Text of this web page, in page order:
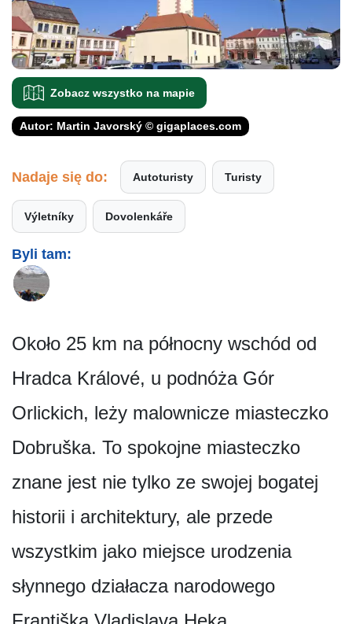
Zobacz wszystko na mapie
Autor: Martin Javorský © gigaplaces.com
Nadaje się do: Autoturisty Turisty
Výletníky Dovolenkáře
Byli tam:
Około 25 km na północny wschód od
Hradca Králové, u podnóża Gór
Orlickich, leży malownicze miasteczko
Dobruška. To spokojne miasteczko
znane jest nie tylko ze swojej bogatej
historii i architektury, ale przede
wszystkim jako miejsce urodzenia
słynnego działacza narodowego